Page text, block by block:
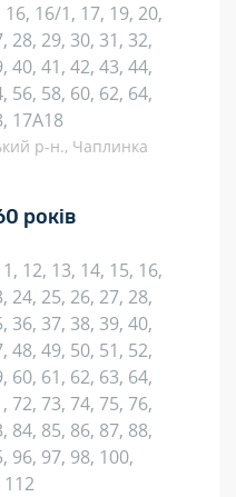
16/1, 17, 19, 20,
28, 29, 30, 31, 32,
40, 41, 42, 43, 44,
56, 58, 60, 62, 64,
17А18
р-н., Чаплинка
років
12, 13, 14, 15, 16,
24, 25, 26, 27, 28,
36, 37, 38, 39, 40,
48, 49, 50, 51, 52,
60, 61, 62, 63, 64,
72, 73, 74, 75, 76,
84, 85, 86, 87, 88,
96, 97, 98, 100,
112